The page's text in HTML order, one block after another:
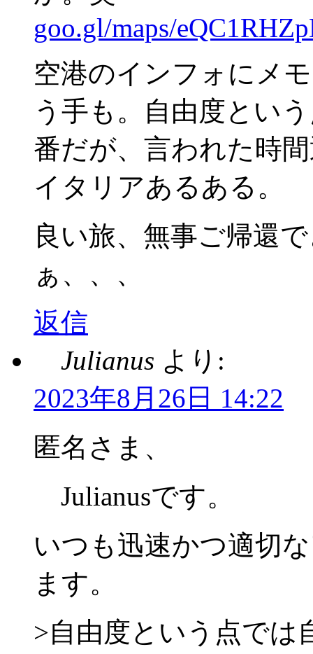
goo.gl/maps/
空港のインフォにメ
う手も。自由度とい
番だが、言われた時
イタリアあるある。
良い旅、無事ご帰還
ぁ、、、
返信
Julianus より:
2023年8月26日 14:22
匿名さま、
Julianusです。
いつも迅速かつ適切
ます。
>自由度という点では